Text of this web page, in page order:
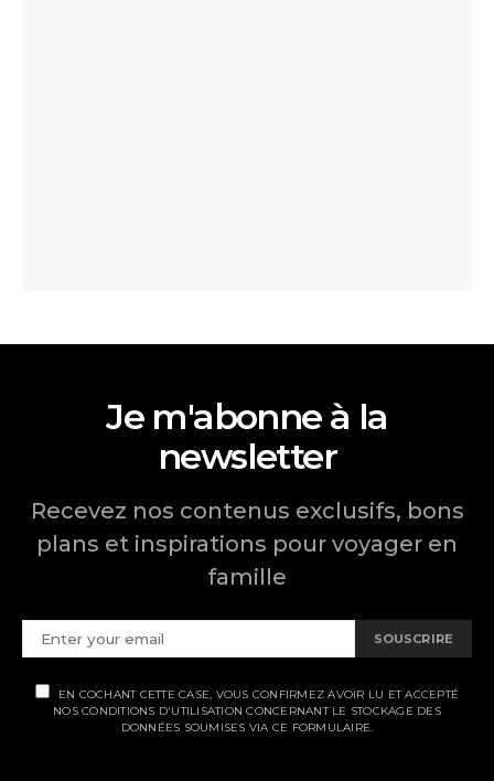
Je m'abonne à la
newsletter
Recevez nos contenus exclusifs, bons
plans et inspirations pour voyager en
famille
SOUSCRIRE
EN COCHANT CETTE CASE, VOUS CONFIRMEZ AVOIR LU ET ACCEPTÉ
NOS CONDITIONS D'UTILISATION CONCERNANT LE STOCKAGE DES
DONNÉES SOUMISES VIA CE FORMULAIRE.